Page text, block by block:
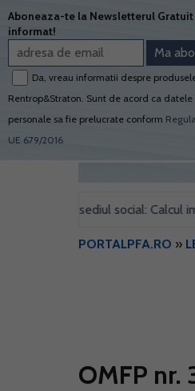
sediul social: Calcul
PORTALPFA.RO »
OMFP nr.
Aboneaza-te la Newsletterul
informat!
Da, vreau informatii despre
Rentrop&Straton. Sunt de acord ca datele
personale sa fie prelucrate conform
UE 679/2016